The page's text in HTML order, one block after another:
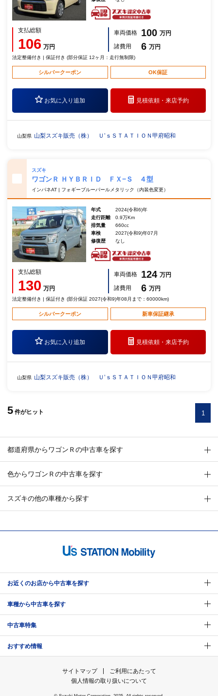
支払総額
106 万円
車両価格 100 万円
諸費用
6 万円
法定整備付き | 保証付き (部分保証 12ヶ月：走行無制限)
シルバークーポン OK保証
お気に入り追加 見積依頼・来店予約
山梨県 山梨スズキ販売（株） Ｕ’ｓＳＴＡＴＩＯＮ甲府昭和
スズキ
ワゴンＲ ＨＹＢＲＩＤ ＦＸ−Ｓ ４型
インパネAT | フォギーブルーパールメタリック（内装色変更）
年式
2024(令和6)年
走行距離
0.9万Km
排気量
660cc
車検
2027(令和9)年07月
修復歴
なし
支払総額
130 万円
車両価格 124 万円
諸費用
6 万円
法定整備付き | 保証付き (部分保証 2027(令和9)年08月まで：60000km)
シルバークーポン 新車保証継承
お気に入り追加 見積依頼・来店予約
山梨県 山梨スズキ販売（株） Ｕ’ｓＳＴＡＴＩＯＮ甲府昭和
5 件がヒット 1
都道府県からワゴンＲの中古車を探す
色からワゴンＲの中古車を探す
スズキの他の車種から探す
お近くのお店から中古車を探す
車種から中古車を探す
中古車特集
おすすめ情報
サイトマップ
ご利用にあたって
個人情報の取り扱いについて